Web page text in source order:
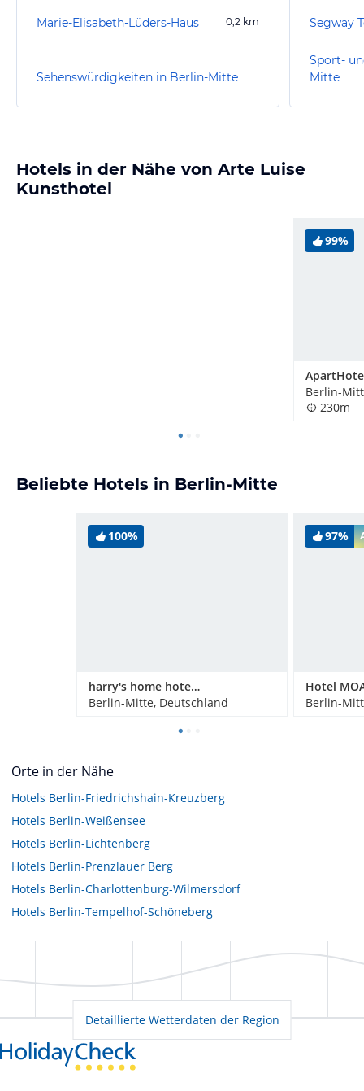
Marie-Elisabeth-Lüders-Haus 0,2 km
Sehenswürdigkeiten in Berlin-Mitte
Sport-
Mitte
Hotels in der Nähe von Arte Luise
Kunsthotel
99%
Berlin-
230m
Beliebte Hotels in Berlin-Mitte
100%
harry's home hotel & apartments
Berlin-Mitte, Deutschland
97%
Hotel
Berlin-
Orte in der Nähe
Hotels Berlin-Friedrichshain-Kreuzberg
Hotels Berlin-Weißensee
Hotels Berlin-Lichtenberg
Hotels Berlin-Prenzlauer Berg
Hotels Berlin-Charlottenburg-Wilmersdorf
Hotels Berlin-Tempelhof-Schöneberg
Detaillierte Wetterdaten der Region